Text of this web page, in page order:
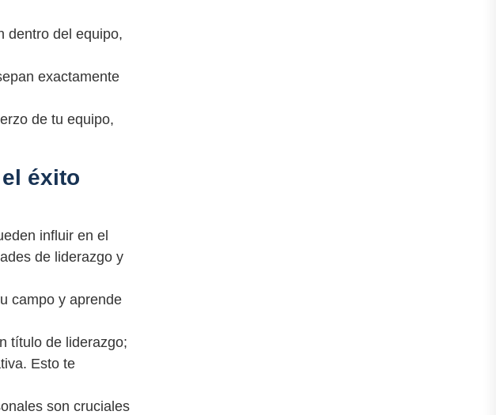
dentro del equipo,
exactamente
de tu equipo,
éxito
influir en el
de liderazgo y
campo y aprende
título de liderazgo;
Esto te
son cruciales